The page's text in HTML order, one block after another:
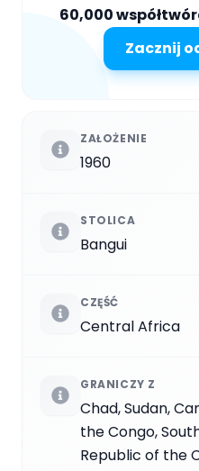
60,000
Zacznij
ZAŁOŻENIE
1960
STOLICA
Bangui
CZĘŚĆ
Central Africa
GRANICZY Z
Chad, Sudan,
the Congo,
Republic of the